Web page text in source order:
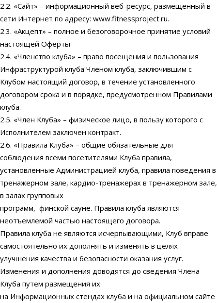
2.2. «Сайт» – информационный веб-ресурс, размещенный в
сети Интернет по адресу: www.fitnessproject.ru.
2.3. «Акцепт» – полное и безоговорочное принятие условий
настоящей Оферты
2.4. «Членство клуба» – право посещения и пользования
Инфраструктурой клуба Членом клуба, заключившим с
Клубом настоящий договор, в течение установленного
договором срока и в порядке, предусмотренном Правилами
клуба.
2.5. «Член Клуба» – физическое лицо, в пользу которого с
Исполнителем заключен контракт.
2.6. «Правила Клуба» – общие обязательные для
соблюдения всеми посетителями Клуба правила,
установленные Администрацией клуба, правила поведения в
тренажерном зале, кардио-тренажерах в тренажерном зале,
в залах групповых
программ, финской сауне. Правила клуба являются
неотъемлемой частью настоящего договора.
Правила клуба не являются исчерпывающими, Клуб вправе
самостоятельно их дополнять и изменять в целях
улучшения качества и безопасности оказания услуг.
Изменения и дополнения доводятся до сведения Члена
Клуба путем размещения их
на Информационных стендах клуба и на официальном сайте